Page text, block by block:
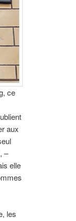
ce
aux
–
elle
les